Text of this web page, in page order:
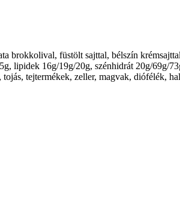
brokkolival, füstölt sajttal, bélszín
lipidek 16g/19g/20g, szénhidrát 20g/69g/
tejtermékek, zeller, magvak, diófélék, hal